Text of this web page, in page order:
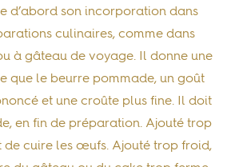
d’abord son incorporationdans
culinaires, comme dans
à gâteau de voyage. Il donne une
que le beurre pommade, un goût
et une croûte plus fine. Il doit
, en fin de préparation. Ajouté trop
de cuire les œufs. Ajouté trop froid,